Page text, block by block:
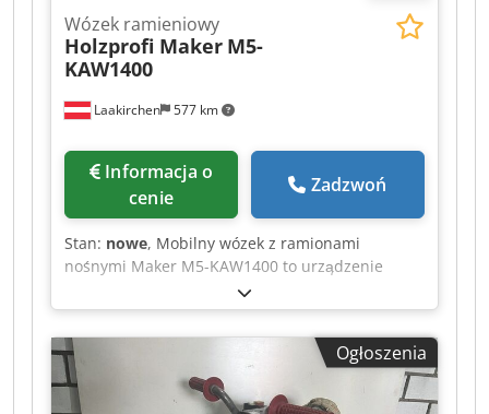
Laakirchen 577 km
Wózek ramieniowy
Holzprofi Maker M5-
KAW1400
cenie
Zadzwoń
Stan: nowe, Mobilny wózek z ramionami
nośnymi Maker M5-KAW1400 to urządzenie
przeznaczone do bezpiecznego transportu i
uporządkowanego przechowywania płyt, listew i
innych elementów konstrukcyjnych. Dzięki niemu
elementy mogą być również w łatwy sposób
odkładane po pracach lakierniczych, co
umożliwia ich kontrolowane suszenie. Szerokość
Ogłoszenia